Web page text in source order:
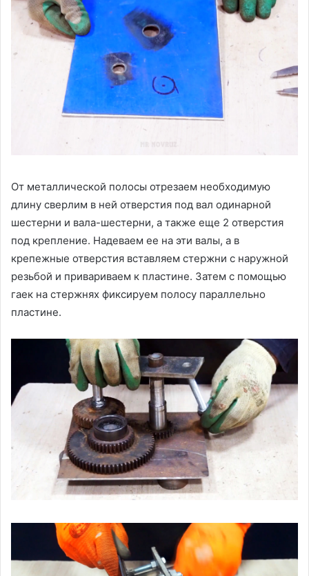
От металлической полосы отрезаем необходимую
длину сверлим в ней отверстия под вал одинарной
шестерни и вала-шестерни, а также еще 2 отверстия
под крепление. Надеваем ее на эти валы, а в
крепежные отверстия вставляем стержни с наружной
резьбой и привариваем к пластине. Затем с помощью
гаек на стержнях фиксируем полосу параллельно
пластине.